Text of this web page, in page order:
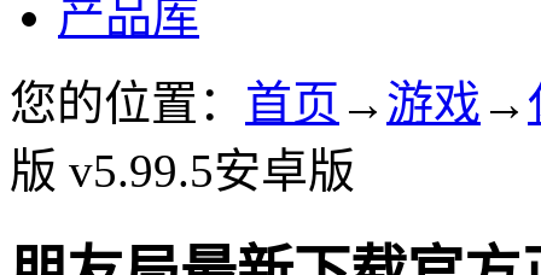
产品库
您的位置： 首页 → 游戏 →
版 v5.99.5安卓版